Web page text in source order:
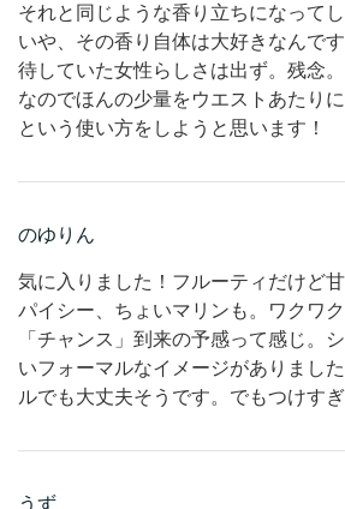
それと同じような香り立ちになってし
いや、その香り自体は大好きなんで
待していた女性らしさは出ず。残念。
なのでほんの少量をウエストあたり
という使い方をしようと思います！
のゆりん
気に入りました！フルーティだけど
パイシー、ちょいマリンも。ワクワ
「チャンス」到来の予感って感じ。
いフォーマルなイメージがありまし
ルでも大丈夫そうです。でもつけすぎ
うず